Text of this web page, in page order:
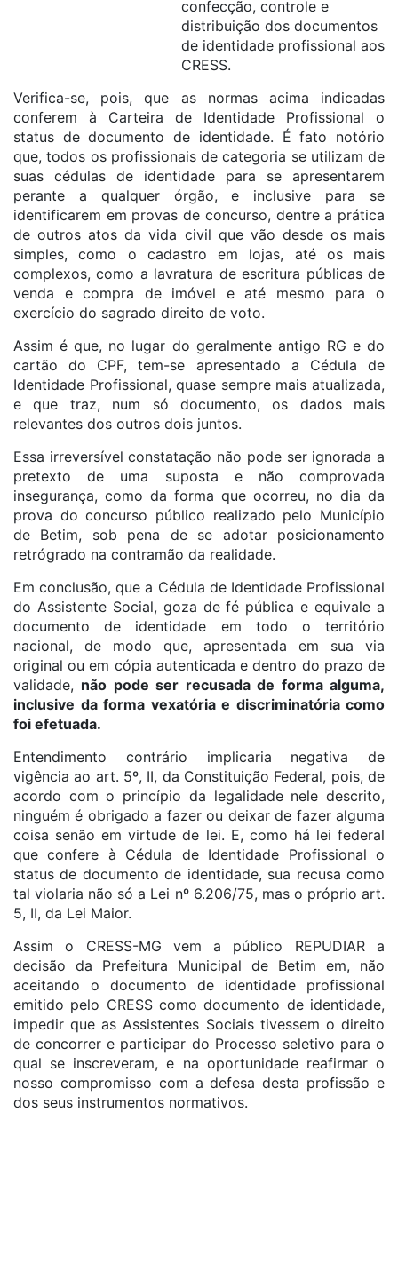
confecção, controle e
distribuição dos documentos
de identidade profissional aos
CRESS.
Verifica-se, pois, que as normas acima indicadas
conferem à Carteira de Identidade Profissional o
status de documento de identidade. É fato notório
que, todos os profissionais de categoria se utilizam de
suas cédulas de identidade para se apresentarem
perante a qualquer órgão, e inclusive para se
identificarem em provas de concurso, dentre a prática
de outros atos da vida civil que vão desde os mais
simples, como o cadastro em lojas, até os mais
complexos, como a lavratura de escritura públicas de
venda e compra de imóvel e até mesmo para o
exercício do sagrado direito de voto.
Assim é que, no lugar do geralmente antigo RG e do
cartão do CPF, tem-se apresentado a Cédula de
Identidade Profissional, quase sempre mais atualizada,
e que traz, num só documento, os dados mais
relevantes dos outros dois juntos.
Essa irreversível constatação não pode ser ignorada a
pretexto de uma suposta e não comprovada
insegurança, como da forma que ocorreu, no dia da
prova do concurso público realizado pelo Município
de Betim, sob pena de se adotar posicionamento
retrógrado na contramão da realidade.
Em conclusão, que a Cédula de Identidade Profissional
do Assistente Social, goza de fé pública e equivale a
documento de identidade em todo o território
nacional, de modo que, apresentada em sua via
original ou em cópia autenticada e dentro do prazo de
validade, não pode ser recusada de forma alguma,
inclusive da forma vexatória e discriminatória como
foi efetuada.
Entendimento contrário implicaria negativa de
vigência ao art. 5º, II, da Constituição Federal, pois, de
acordo com o princípio da legalidade nele descrito,
ninguém é obrigado a fazer ou deixar de fazer alguma
coisa senão em virtude de lei. E, como há lei federal
que confere à Cédula de Identidade Profissional o
status de documento de identidade, sua recusa como
tal violaria não só a Lei nº 6.206/75, mas o próprio art.
5, II, da Lei Maior.
Assim o CRESS-MG vem a público REPUDIAR a
decisão da Prefeitura Municipal de Betim em, não
aceitando o documento de identidade profissional
emitido pelo CRESS como documento de identidade,
impedir que as Assistentes Sociais tivessem o direito
de concorrer e participar do Processo seletivo para o
qual se inscreveram, e na oportunidade reafirmar o
nosso compromisso com a defesa desta profissão e
dos seus instrumentos normativos.